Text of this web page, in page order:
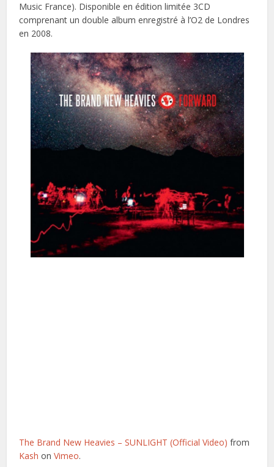
Music France). Disponible en édition limitée 3CD
comprenant un double album enregistré à l’O2 de Londres
en 2008.
The Brand New Heavies – SUNLIGHT (Official Video) from
Kash onVimeo.